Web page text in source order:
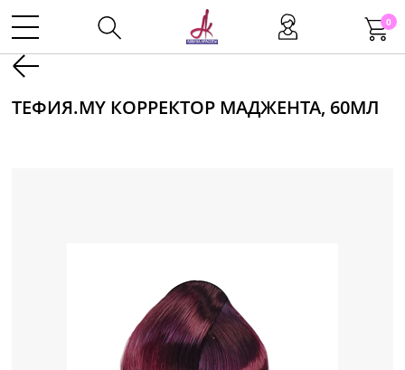
0
ТЕФИЯ.MY КОРРЕКТОР МАДЖЕНТА, 60МЛ